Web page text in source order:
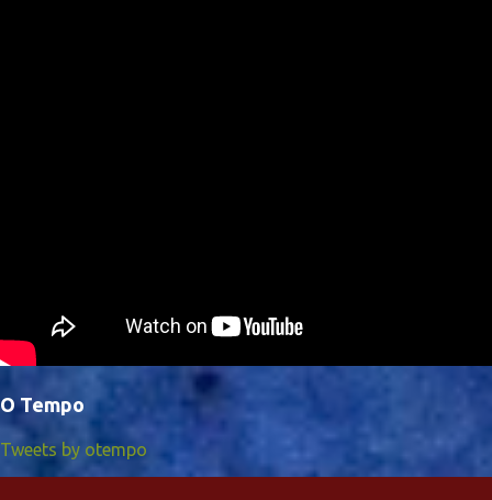
O Tempo
Tweets by otempo